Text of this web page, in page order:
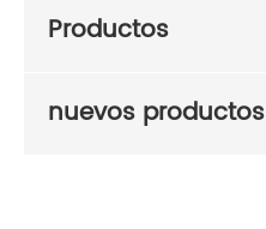
Productos
nuevos productos